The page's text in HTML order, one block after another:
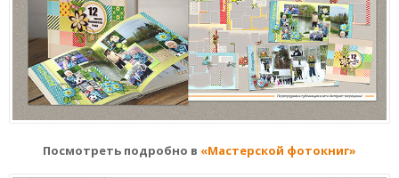
Посмотреть подробно в «Мастерской фотокниг»